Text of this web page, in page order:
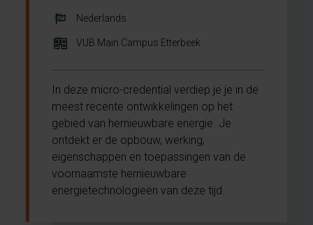
Nederlands
VUB Main Campus Etterbeek
In deze micro-credential verdiep je je in de
meest recente ontwikkelingen op het
gebied van hernieuwbare energie. Je
ontdekt er de opbouw, werking,
eigenschappen en toepassingen van de
voornaamste hernieuwbare
energietechnologieën van deze tijd.